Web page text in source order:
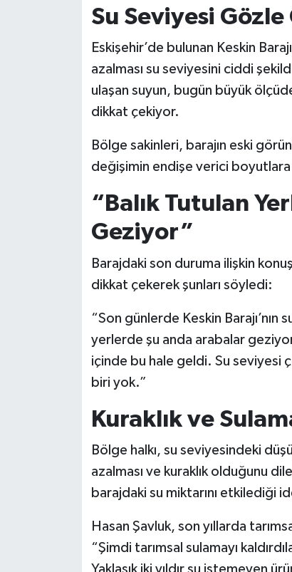
Su Seviyesi
Eskişehir’de bulunan Keskin
azalması su seviyesini ciddi
ulaşan suyun, bugün büyük
dikkat çekiyor.
Bölge sakinleri, barajın eski
değişimin endişe verici boyutlara
“Balık Tutulan
Geziyor”
Barajdaki son duruma ilişkin
dikkat çekerek şunları söyledi:
“Son günlerde Keskin
yerlerde şu anda arabalar
içinde bu hale geldi. Su seviyesi
biri yok.”
Kuraklık ve
Bölge halkı, su seviyesindeki
azalması ve kuraklık olduğunu
barajdaki su miktarını etkilediği
Hasan Şavluk, son yıllarda
“Şimdi tarımsal sulamayı